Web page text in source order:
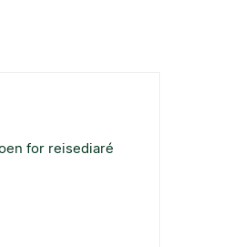
for reisediaré